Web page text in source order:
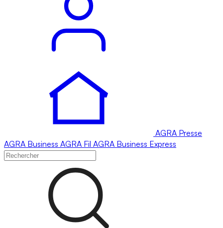
AGRA Presse
AGRA Business AGRA Fil AGRA Business Express